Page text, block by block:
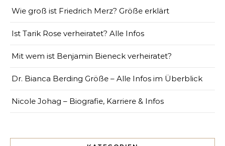
Wie groß ist Friedrich Merz? Größe erklärt
Ist Tarik Rose verheiratet? Alle Infos
Mit wem ist Benjamin Bieneck verheiratet?
Dr. Bianca Berding Größe – Alle Infos im Überblick
Nicole Johag – Biografie, Karriere & Infos